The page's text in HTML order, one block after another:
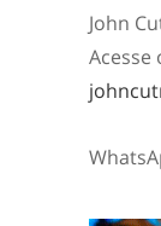
John
Acesse